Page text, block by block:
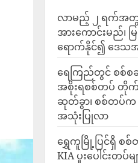
လာမည့် ၂ ရက်အ
အားကောင်းမည်၊ မ
ရောက်နိုင်၍ ဒေသ
ရေကြည်တွင် စစ်စ
အစိုးရစစ်တပ် တိုက်
ဆုတ်ခွာ၊ စစ်တပ်က မီ
အသုံးပြုလာ
ရွှေကူမြို့ပြင်ရှိ စစ်
KIA ပူးပေါင်းတပ်